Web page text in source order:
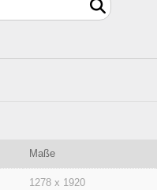
Maße
1278 x 1920